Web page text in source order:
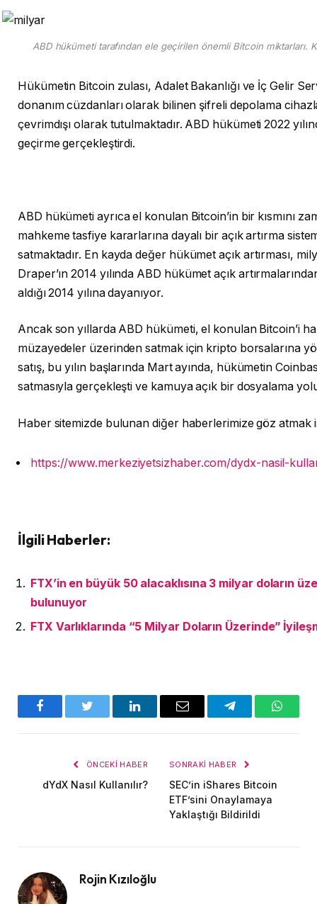
ABD hükümeti tarafından ele geçirilen önemli Bitcoin miktarları.
Hükümetin Bitcoin zulası, Adalet Bakanlığı ve İç Gelir
donanım cüzdanları olarak bilinen şifreli depolama
çevrimdışı olarak tutulmaktadır. ABD hükümeti 2022
geçirme gerçekleştirdi.
ABD hükümeti ayrıca el konulan Bitcoin’in bir kısmını
mahkeme tasfiye kararlarına dayalı bir açık artırma
satmaktadır. En kayda değer hükümet açık artırması,
Draper’ın 2014 yılında ABD hükümet açık
aldığı 2014 yılına dayanıyor.
Ancak son yıllarda ABD hükümeti, el konulan Bitcoin’i
müzayedeler üzerinden satmak için kripto borsalarına
satış, bu yılın başlarında Mart ayında, hükümetin
satmasıyla gerçekleşti ve kamuya açık bir dosyalama
Haber sitemizde bulunan diğer haberlerimize göz atmak
https://www.merkeziyetsizhaber.com/dydx-nasil-
İlgili Haberler:
FTX’in en büyük 50 alacaklısına 3 milyar doların
bulunuyor
FTX Varlıklarında “5 Milyar Doların Üzerinde”
FacebookTwitter LinkedInE-
Telegram
ÖNCEKI HABER
dYdX Nasıl Kullanılır?
SONRAKI HABER
SEC’in iShares Bitcoin
ETF’sini Onaylamaya
Yaklaştığı Bildirildi
Rojin Kızıloğlu